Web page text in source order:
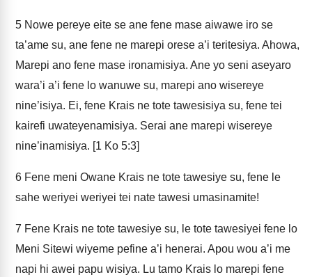
5 Nowe pereye eite se ane fene mase aiwawe iro se
ta’ame su, ane fene ne marepi orese a’i teritesiya. Ahowa,
Marepi ano fene mase ironamisiya. Ane yo seni aseyaro
wara’i a’i fene lo wanuwe su, marepi ano wisereye
nine’isiya. Ei, fene Krais ne tote tawesisiya su, fene tei
kairefi uwateyenamisiya. Serai ane marepi wisereye
nine’inamisiya. [1 Ko 5:3]
6 Fene meni Owane Krais ne tote tawesiye su, fene le
sahe weriyei weriyei tei nate tawesi umasinamite!
7 Fene Krais ne tote tawesiye su, le tote tawesiyei fene lo
Meni Sitewi wiyeme pefine a’i henerai. Apou wou a’i me
napi hi awei papu wisiya. Lu tamo Krais lo marepi fene